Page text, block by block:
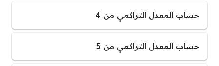
حساب المعدل التراكمي من 4
حساب المعدل التراكمي من 5